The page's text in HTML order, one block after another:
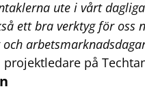
ute i vårt
ett bra verktyg för oss
projektledare på